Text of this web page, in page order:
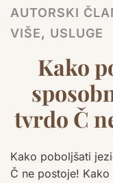
AUTORSKI
VIŠE, USLUGE
Kako
tvrdo Č
Kako poboljšati
Č ne postoje!